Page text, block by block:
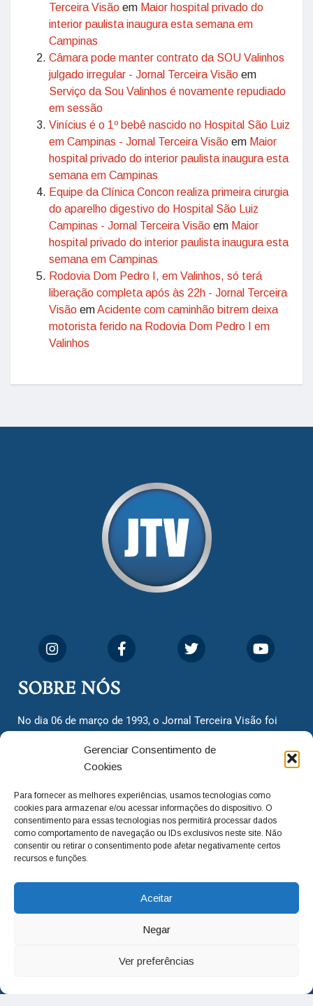
Gerenciar Consentimento de
Cookies
Para fornecer as melhores experiências, usamos tecnologias como
cookies para armazenar e/ou acessar informações do dispositivo. O
consentimento para essas tecnologias nos permitirá processar dados
como comportamento de navegação ou IDs exclusivos neste site. Não
consentir ou retirar o consentimento pode afetar negativamente certos
recursos e funções.
Aceitar
Negar
Ver preferências
Terceira Visão em Maior hospital privado do
interior paulista inaugura esta semana em
Campinas
Câmara pode manter contrato da SOU Valinhos
julgado irregular - Jornal Terceira Visão em
Serviço da Sou Valinhos é novamente repudiado
em sessão
Vinícius é o 1º bebê nascido no Hospital São Luiz
em Campinas - Jornal Terceira Visão em Maior
hospital privado do interior paulista inaugura esta
semana em Campinas
Equipe da Clínica Concon realiza primeira cirurgia
do aparelho digestivo do Hospital São Luiz
Campinas - Jornal Terceira Visão em Maior
hospital privado do interior paulista inaugura esta
semana em Campinas
Rodovia Dom Pedro I, em Valinhos, só terá
liberação completa após às 22h - Jornal Terceira
Visão emAcidente com caminhão bitrem deixa
motorista ferido na Rodovia Dom Pedro I em
Valinhos
SOBRE NÓS
No dia 06 de março de 1993, o Jornal Terceira Visão foi
cidadãos valinhenses, já que naquela época só existiam
dois jornais. Há mais de 30 anos, o jornal continua
com o foco de trazer as melhores notícias. Nunca
deixamos de lado as necessidades do cidadão, sempre
questionando os órgãos públicos em busca de melhorias
para a cidade e sempre cobrando resoluções para casos
adm@jtv.com.br
(19) 3929-6225